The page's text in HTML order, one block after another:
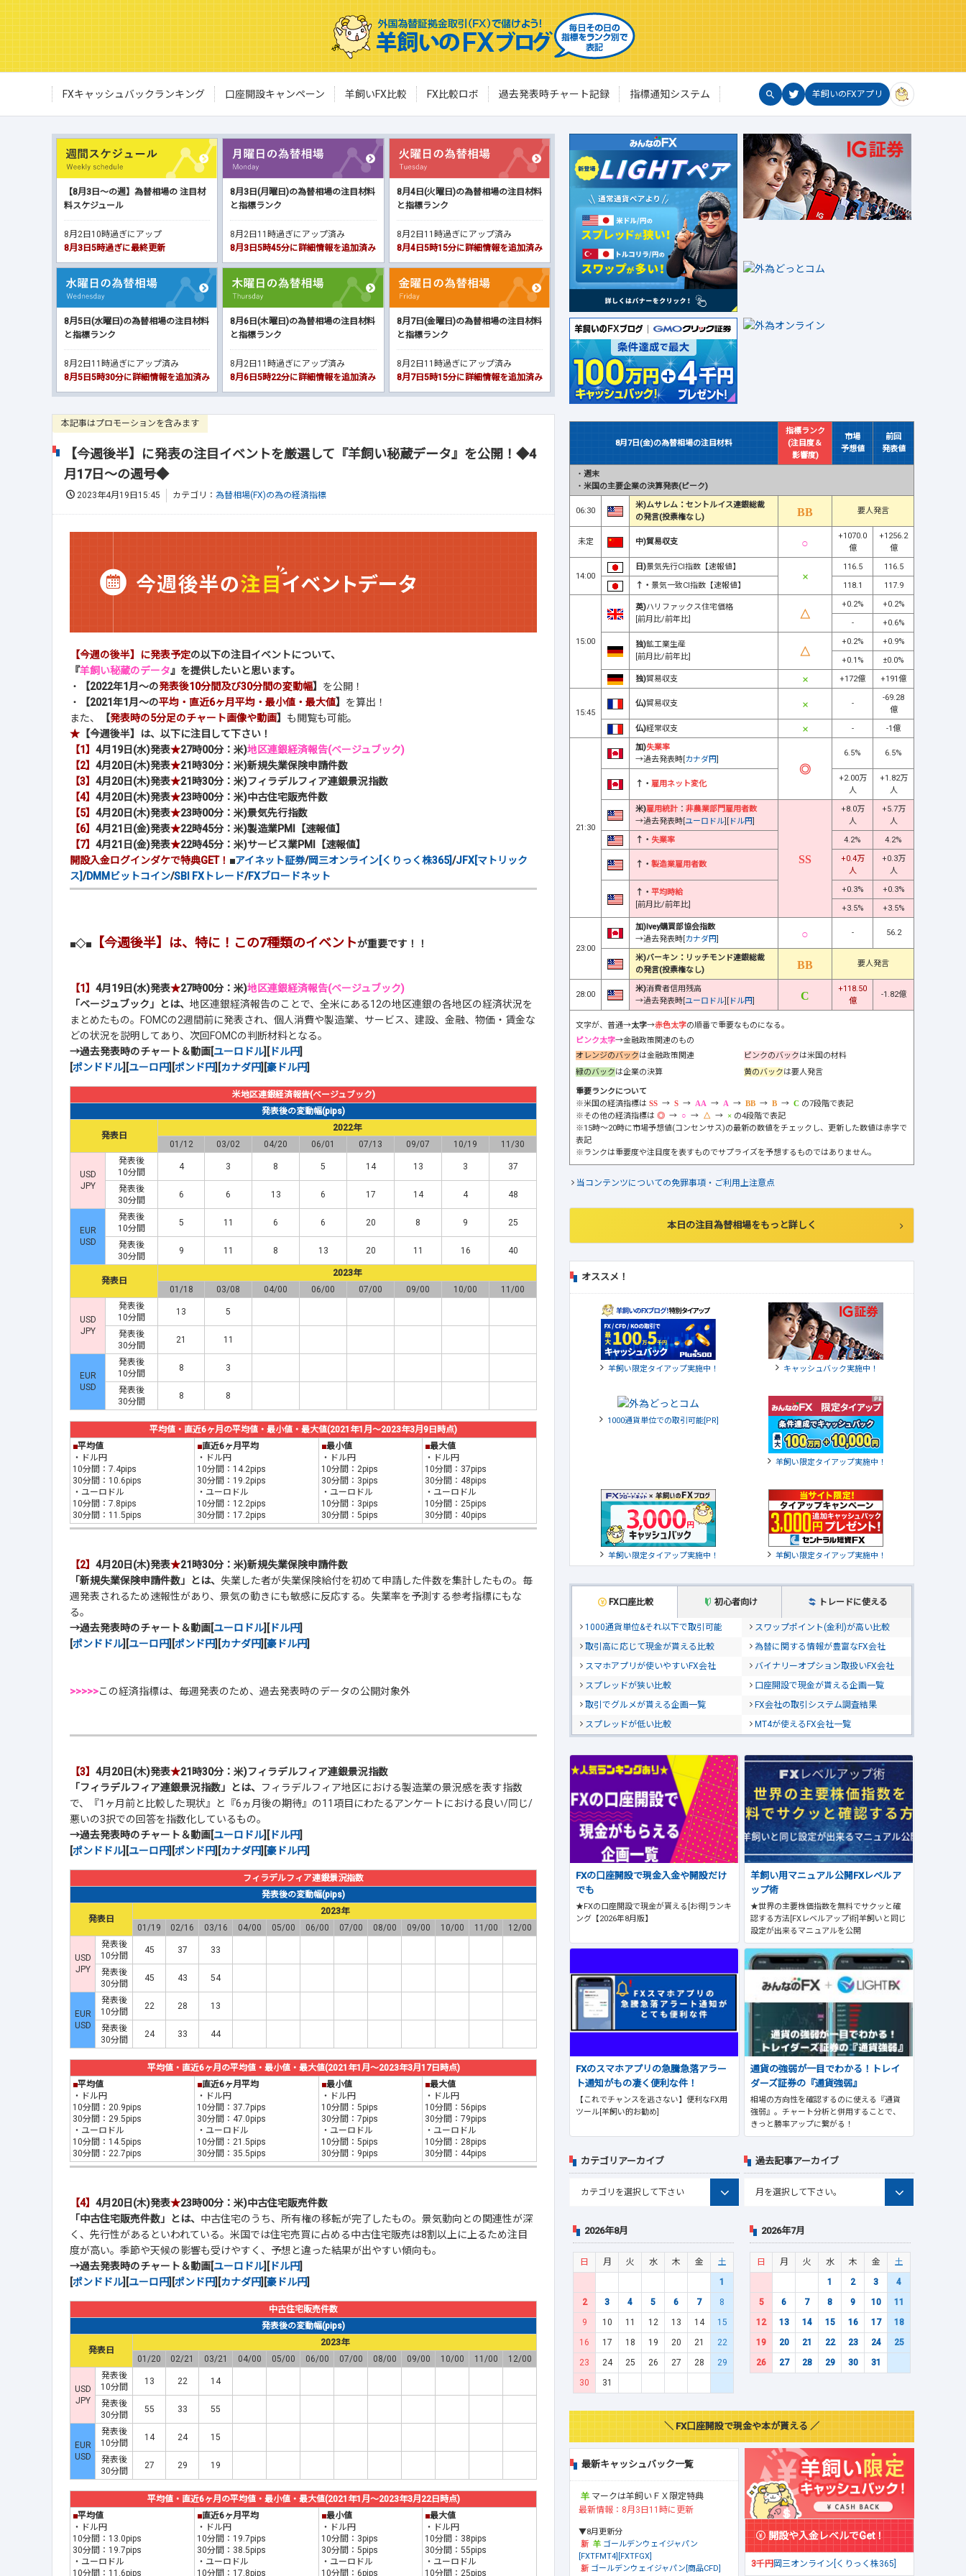
FXキャッシュバックランキング 口座開設キャンペーン 羊飼いFX比較 FX比較ロボ 過去発表時チャート記録 指標通知システム 羊飼いのFXアプリ
【8月3日～の週】為替相場の 注目材
料スケジュール
8月2日10時過ぎにアップ
8月3日5時過ぎに最終更新
8月3日(月曜日)の為替相場の注目材料
と指標ランク
8月2日11時過ぎにアップ済み
8月3日5時45分に詳細情報を追加済み
8月4日(火曜日)の為替相場の注目材料
と指標ランク
8月2日11時過ぎにアップ済み
8月4日5時15分に詳細情報を追加済み
8月5日(水曜日)の為替相場の注目材料
と指標ランク
8月2日11時過ぎにアップ済み
8月5日5時30分に詳細情報を追加済み
8月6日(木曜日)の為替相場の注目材料
と指標ランク
8月2日11時過ぎにアップ済み
8月6日5時22分に詳細情報を追加済み
8月7日(金曜日)の為替相場の注目材料
と指標ランク
8月2日11時過ぎにアップ済み
8月7日5時15分に詳細情報を追加済み
本記事はプロモーションを含みます
【今週後半】に発表の注目イベントを厳選して『羊飼い秘蔵データ』を公開！◆4
月17日～の週号◆
2023年4月19日15:45 カテゴリ： 為替相場(FX)の為の経済指標
【今週の後半】に発表予定の以下の注目イベントについて、
『羊飼い秘蔵のデータ』を提供したいと思います。
・
【2022年1月～の発表後10分間及び30分間の変動幅】 を公開！
・
【2021年1月～の平均・直近6ヶ月平均・最小値・最大値】 を算出！
また、
【発表時の5分足のチャート画像や動画】 も閲覧も可能。
★ 【今週後半】は、以下に注目して下さい！
【1】 4月19日(水)発表★27時00分：米)地区連銀経済報告(ベージュブック)
【2】 4月20日(木)発表★21時30分：米)新規失業保険申請件数
【3】 4月20日(木)発表★21時30分：米)フィラデルフィア連銀景況指数
【4】 4月20日(木)発表★23時00分：米)中古住宅販売件数
【5】 4月20日(木)発表★23時00分：米)景気先行指数
【6】 4月21日(金)発表★22時45分：米)製造業PMI【速報値】
【7】 4月21日(金)発表★22時45分：米)サービス業PMI【速報値】
開設入金ログインダケで特典GET！ ■アイネット証券/岡三オンライン[くりっく株365]/JFX[マトリック
ス]/DMMビットコイン/SBI FXトレード/FXブロードネット
■◇■ 【今週後半】は、特に！この7種類のイベントが重要です！！
【1】 4月19日(水)発表★27時00分：米)地区連銀経済報告(ベージュブック)
「ベージュブック」とは、 地区連銀経済報告のことで、全米にある12の地区連銀の各地区の経済状況を
まとめたもの。FOMCの2週間前に発表され、個人消費や製造業、サービス、建設、金融、物価・賃金な
どの状況を説明してあり、次回FOMCの判断材料となる。
→過去発表時のチャート＆動画[ユーロドル][ ドル円]
[ポンドドル][ユーロ円][ポンド円][カナダ円][豪ドル円]
米地区連銀経済報告(ベージュブック)
発表後の変動幅(pips)
発表日
2022年
01/12
03/02 04/20 06/01 07/13 09/07 10/19 11/30
USD
JPY
発表後
10分間
4 3 8 5 14 13 3 37
発表後
30分間
6 6 13 6 17 14 4 48
EUR
USD
発表後
10分間
5 11 6 6 20 8 9 25
発表後
30分間
9 11 8 13 20 11 16 40
発表日
2023年
01/18
03/08 04/00 06/00 07/00 09/00 10/00 11/00
USD
JPY
発表後
10分間
13 5
発表後
30分間
21 11
EUR
USD
発表後
10分間
8 3
発表後
30分間
8 8
平均値・直近6ヶ月の平均値・最小値・最大値(2021年1月～2023年3月9日時点)
■平均値
・ドル円
10分間：7.4pips
30分間：10.6pips
・ユーロドル
10分間：7.8pips
30分間：11.5pips
■直近6ヶ月平均
・ドル円
10分間：14.2pips
30分間：19.2pips
・ユーロドル
10分間：12.2pips
30分間：17.2pips
■最小値
・ドル円
10分間：2pips
30分間：3pips
・ユーロドル
10分間：3pips
30分間：5pips
■最大値
・ドル円
10分間：37pips
30分間：48pips
・ユーロドル
10分間：25pips
30分間：40pips
【2】 4月20日(木)発表★21時30分：米)新規失業保険申請件数
「新規失業保険申請件数」とは、 失業した者が失業保険給付を初めて申請した件数を集計したもの。毎
週発表されるため速報性があり、景気の動きにも敏感に反応する。失業率を予測する参考指標にもな
る。
→過去発表時のチャート＆動画[ユーロドル][ ドル円]
[ポンドドル][ユーロ円][ポンド円][カナダ円][豪ドル円]
>>>>>この経済指標は、毎週発表のため、過去発表時のデータの公開対象外
【3】 4月20日(木)発表★21時30分：米)フィラデルフィア連銀景況指数
「フィラデルフィア連銀景況指数」とは、
フィラデルフィア地区における製造業の景況感を表す指数
で、『1ヶ月前と比較した現状』と『6ヵ月後の期待』の11項目にわたるアンケートにおける良い/同じ/
悪いの3択での回答を指数化しているもの。
→過去発表時のチャート＆動画[ユーロドル][ ドル円]
[ポンドドル][ユーロ円][ポンド円][カナダ円][豪ドル円]
フィラデルフィア連銀景況指数
発表後の変動幅(pips)
発表日
2023年
01/19
02/16 03/16 04/00 05/00 06/00 07/00 08/00 09/00 10/00 11/00 12/00
USD
JPY
発表後
10分間
45 37 33
発表後
30分間
45 43 54
EUR
USD
発表後
10分間
22 28 13
発表後
30分間
24 33 44
平均値・直近6ヶ月の平均値・最小値・最大値(2021年1月～2023年3月17日時点)
■平均値
・ドル円
10分間：20.9pips
30分間：29.5pips
・ユーロドル
10分間：14.5pips
30分間：22.7pips
■直近6ヶ月平均
・ドル円
10分間：37.7pips
30分間：47.0pips
・ユーロドル
10分間：21.5pips
30分間：35.5pips
■最小値
・ドル円
10分間：5pips
30分間：7pips
・ユーロドル
10分間：5pips
30分間：9pips
■最大値
・ドル円
10分間：56pips
30分間：79pips
・ユーロドル
10分間：28pips
30分間：44pips
【4】 4月20日(木)発表★23時00分：米)中古住宅販売件数
「中古住宅販売件数」とは、 中古住宅のうち、所有権の移転が完了したもの。景気動向との関連性が深
く、先行性があるといわれている。米国では住宅売買に占める中古住宅販売は8割以上に上るため注目
度が高い。季節や天候の影響も受けやすく、予想と違った結果が出やすい傾向も。
→過去発表時のチャート＆動画[ユーロドル][ ドル円]
[ポンドドル][ユーロ円][ポンド円][カナダ円][豪ドル円]
中古住宅販売件数
発表後の変動幅(pips)
発表日
2023年
01/20
02/21 03/21 04/00 05/00 06/00 07/00 08/00 09/00 10/00 11/00 12/00
USD
JPY
発表後
10分間
13 22 14
発表後
30分間
55 33 55
EUR
USD
発表後
10分間
14 24 15
発表後
30分間
27 29 19
平均値・直近6ヶ月の平均値・最小値・最大値(2021年1月～2023年3月22日時点)
■平均値
・ドル円
10分間：13.0pips
30分間：19.7pips
・ユーロドル
10分間：11.6pips
■直近6ヶ月平均
・ドル円
10分間：19.7pips
30分間：38.5pips
・ユーロドル
10分間：17.8pips
■最小値
・ドル円
10分間：3pips
30分間：5pips
・ユーロドル
10分間：6pips
■最大値
・ドル円
10分間：38pips
30分間：55pips
・ユーロドル
10分間：25pips
8月7日(金)の為替相場の注目材料
指標ランク
(注目度＆
影響度)
市場
予想値
前回
発表値
・ 週末
・ 米国の主要企業の決算発表(ピーク)
06:30
米)ムサレム：セントルイス連銀総裁
の発言(投票権なし)
要人発言
未定 中)貿易収支
+1070.0
億
+1256.2
億
14:00
日)景気先行CI指数【速報値】 116.5
116.5
↑・ 景気一致CI指数【速報値】 118.1 117.9
15:00
英)ハリファックス住宅価格
[前月比/前年比]
+0.2%
+0.2%
-
+0.6%
独)鉱工業生産
[前月比/前年比]
+0.2%
+0.9%
+0.1%
±0.0%
独)貿易収支 +172億 +191億
15:45
仏)貿易収支 -
-69.28
億
仏)経常収支 - -1億
21:30
加)失業率
→過去発表時[カナダ円]
6.5% 6.5%
↑・ 雇用ネット変化
+2.00万
人
+1.82万
人
米)雇用統計 ： 非農業部門雇用者数
→過去発表時[ユーロドル][ ドル円]
+8.0万
人
+5.7万
人
↑・ 失業率 4.2% 4.2%
↑・ 製造業雇用者数
+0.4万
人
+0.3万
人
↑・ 平均時給
[前月比/前年比]
+0.3%
+0.3%
+3.5%
+3.5%
23:00
加)Ivey購買部協会指数
→過去発表時[カナダ円]
- 56.2
米)バーキン：リッチモンド連銀総裁
の発言(投票権なし)
要人発言
28:00
米)消費者信用残高
→過去発表時[ユーロドル][ ドル円]
+118.50
億
-1.82億
文字が、普通→太字→赤色太字の順番で重要なものになる。
ピンク太字→金融政策関連のもの
オレンジのバックは金融政策関連 ピンクのバックは米国の材料
緑のバックは企業の決算 黄のバックは要人発言
重要ランクについて
※米国の経済指標は
→ → → → → →
の7段階で表記
※その他の経済指標は
→ → →
の4段階で表記
※15時～20時に市場予想値(コンセンサス)の最新の数値をチェックし、更新した数値は赤字で
表記
※ランクは重要度や注目度を表すものでサプライズを予想するものではありません。
当コンテンツについての免罪事項・ご利用上注意点
本日の注目為替相場をもっと詳しく
オススメ！
羊飼い限定タイアップ実施中！ キャッシュバック実施中！
1000通貨単位での取引可能[PR]
羊飼い限定タイアップ実施中！
羊飼い限定タイアップ実施中！ 羊飼い限定タイアップ実施中！
FX口座比較 初心者向け トレードに使える
1000通貨単位&それ以下で取引可能
スワップポイント(金利)が高い比較
取引高に応じて現金が貰える比較
為替に関する情報が豊富なFX会社
スマホアプリが使いやすいFX会社
バイナリーオプション取扱いFX会社
スプレッドが狭い比較
口座開設で現金が貰える企画一覧
取引でグルメが貰える企画一覧
FX会社の取引システム調査結果
スプレッドが低い比較
MT4が使えるFX会社一覧
FXの口座開設で現金入金や開設だけ
でも
★FXの口座開設で現金が貰える[お得]ランキ
ング【2026年8月版】
羊飼い用マニュアル公開FXレベルア
ップ術
★世界の主要株価指数を無料でサクッと確
認する方法[FXレベルアップ術]羊飼いと同じ
設定が出来るマニュアルを公開
FXのスマホアプリの急騰急落アラー
ト通知がもの凄く便利な件！
【これでチャンスを逃さない】便利なFX用
ツール[羊飼い的お勧め]
通貨の強弱が一目でわかる！トレイ
ダーズ証券の『通貨強弱』
相場の方向性を確認するのに使える『通貨
強弱』。チャート分析と併用することで、
きっと勝率アップに繋がる！
カテゴリアーカイブ 過去記事アーカイブ
2026年8月
日 月 火 水 木 金
土
1
2
3 4 5 6 7
8
9
10 11 12 13 14
15
16
17 18 19 20 21
22
23
24 25 26 27 28
29
30
31
2026年7月
日 月 火 水 木 金
土
1
2 3
4
5
6 7 8 9 10
11
12
13 14 15 16 17
18
19
20 21 22 23 24
25
26
27 28 29 30 31
＼ FX口座開設で現金や本が貰える ／
最新キャッシュバック一覧
マークは羊飼いＦＸ限定特典
最新情報：8月3日11時に更新
▼8月更新分
ゴールデンウェイジャパン
[FXTFMT4][FXTFGX]
ゴールデンウェイジャパン[商品CFD]
開設や入金レベルでGet！
3千円岡三オンライン[くりっく株365]